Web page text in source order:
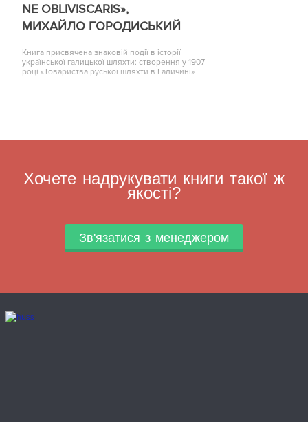
NE OBLIVISCARIS»,
МИХАЙЛО ГОРОДИСЬКИЙ
Книга присвячена знаковій події в історії
української галицької шляхти: створення у 1907
році «Товариства руської шляхти в Галичині»
Хочете надрукувати книги такої ж
якості?
Зв'язатися з менеджером